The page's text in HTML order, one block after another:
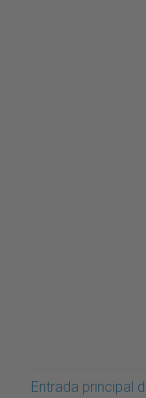
Entrada principal